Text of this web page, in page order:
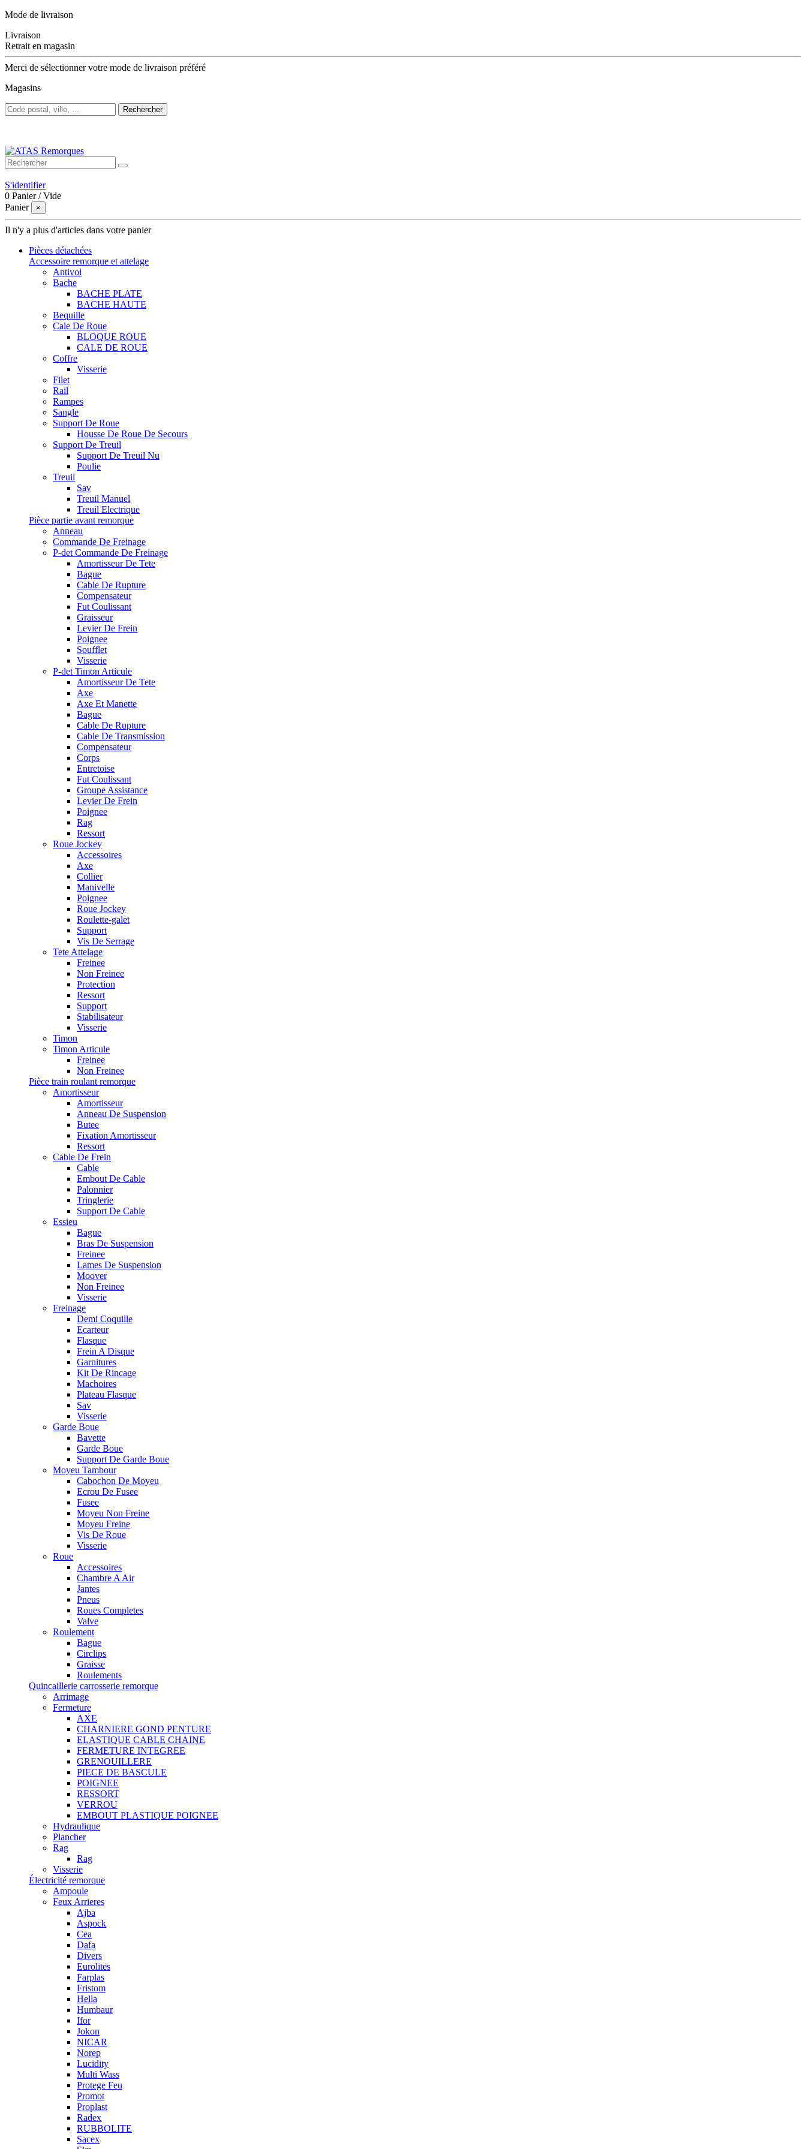
Mode de livraison
Livraison
Retrait en magasin
Merci de sélectionner votre mode de livraison préféré
Magasins
Rechercher
S'identifier
0 Panier /Vide
Panier
×
Il n'y a plus d'articles dans votre panier
Pièces détachées
Accessoire remorque et attelage
Antivol
Bache
BACHE PLATE
BACHE HAUTE
Bequille
Cale De Roue
BLOQUE ROUE
CALE DE ROUE
Coffre
Visserie
Filet
Rail
Rampes
Sangle
Support De Roue
Housse De Roue De Secours
Support De Treuil
Support De Treuil Nu
Poulie
Treuil
Sav
Treuil Manuel
Treuil Electrique
Pièce partie avant remorque
Anneau
Commande De Freinage
P-det Commande De Freinage
Amortisseur De Tete
Bague
Cable De Rupture
Compensateur
Fut Coulissant
Graisseur
Levier De Frein
Poignee
Soufflet
Visserie
P-det Timon Articule
Amortisseur De Tete
Axe
Axe Et Manette
Bague
Cable De Rupture
Cable De Transmission
Compensateur
Corps
Entretoise
Fut Coulissant
Groupe Assistance
Levier De Frein
Poignee
Rag
Ressort
Roue Jockey
Accessoires
Axe
Collier
Manivelle
Poignee
Roue Jockey
Roulette-galet
Support
Vis De Serrage
Tete Attelage
Freinee
Non Freinee
Protection
Ressort
Support
Stabilisateur
Visserie
Timon
Timon Articule
Freinee
Non Freinee
Pièce train roulant remorque
Amortisseur
Amortisseur
Anneau De Suspension
Butee
Fixation Amortisseur
Ressort
Cable De Frein
Cable
Embout De Cable
Palonnier
Tringlerie
Support De Cable
Essieu
Bague
Bras De Suspension
Freinee
Lames De Suspension
Moover
Non Freinee
Visserie
Freinage
Demi Coquille
Ecarteur
Flasque
Frein A Disque
Garnitures
Kit De Rincage
Machoires
Plateau Flasque
Sav
Visserie
Garde Boue
Bavette
Garde Boue
Support De Garde Boue
Moyeu Tambour
Cabochon De Moyeu
Ecrou De Fusee
Fusee
Moyeu Non Freine
Moyeu Freine
Vis De Roue
Visserie
Roue
Accessoires
Chambre A Air
Jantes
Pneus
Roues Completes
Valve
Roulement
Bague
Circlips
Graisse
Roulements
Quincaillerie carrosserie remorque
Arrimage
Fermeture
AXE
CHARNIERE GOND PENTURE
ELASTIQUE CABLE CHAINE
FERMETURE INTEGREE
GRENOUILLERE
PIECE DE BASCULE
POIGNEE
RESSORT
VERROU
EMBOUT PLASTIQUE POIGNEE
Hydraulique
Plancher
Rag
Rag
Visserie
Électricité remorque
Ampoule
Feux Arrieres
Ajba
Aspock
Cea
Dafa
Divers
Eurolites
Farplas
Fristom
Hella
Humbaur
Ifor
Jokon
NICAR
Norep
Lucidity
Multi Wass
Protege Feu
Promot
Proplast
Radex
RUBBOLITE
Sacex